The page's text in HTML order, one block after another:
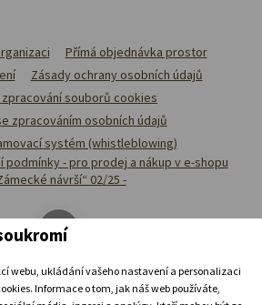
Přímá objednávka prostor
Zásady ochrany osobních údajů
zpracování souborů cookies
zpracováním osobních údajů
systém (whistleblowing)
podmínky - pro prodej a nákup v e-shopu
návrší“ 02/25 -
webu, ukládání vašeho nastavení a personalizaci
Informace o tom, jak náš web používáte,